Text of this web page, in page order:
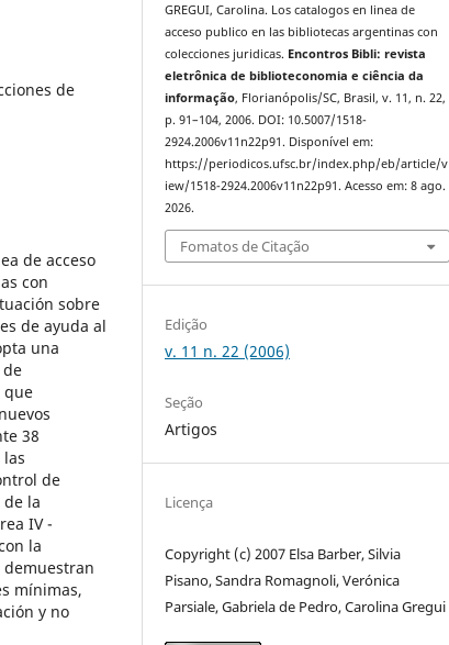
de
de acceso
con
sobre
de ayuda al
una
que
38
de
la
IV -
la
mínimas,
y no
GREGUI, Carolina. Los catalogos en linea de
acceso publico en las bibliotecas argentinas con
colecciones juridicas. Encontros Bibli: revista
eletrônica de biblioteconomia e ciência da
informação, Florianópolis/SC, Brasil, v. 11, n. 22,
p. 91–104, 2006. DOI: 10.5007/1518-
2924.2006v11n22p91. Disponível em:
https://periodicos.ufsc.br/index.php/eb/article/v
iew/1518-2924.2006v11n22p91. Acesso em: 8 ago.
2026.
Fomatos de Citação
Edição
v. 11 n. 22 (2006)
Seção
Artigos
Licença
Copyright (c) 2007 Elsa Barber, Silvia
Pisano, Sandra Romagnoli, Verónica
Parsiale, Gabriela de Pedro, Carolina Gregui